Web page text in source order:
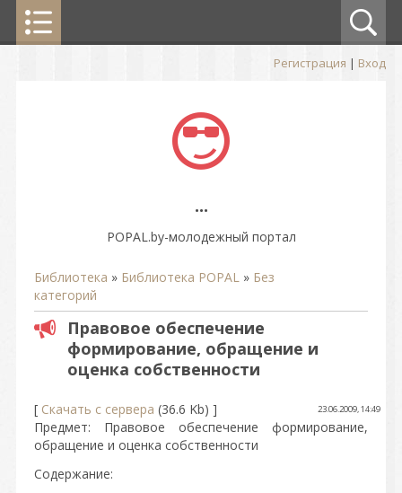
Регистрация | Вход
...
POPAL.by-молодежный портал
Библиотека » Библиотека POPAL » Без
категорий
Правовое обеспечение
формирование, обращение и
оценка собственности
[ Скачать с сервера (36.6 Kb) ] 23.06.2009, 14:49
Предмет: Правовое обеспечение формирование,
обращение и оценка собственности
Содержание: